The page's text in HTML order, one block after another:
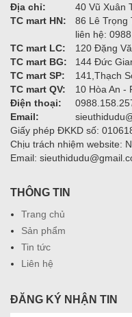
Địa chỉ:
40 Vũ Xuân
TC mart HN:
86 Lê Trọng
liên hệ:
TC mart LC:
120 Đặng
TC mart BG:
144 Đức
TC mart SP:
141,Thạch
TC mart QV:
10 Hòa An -
Điện thoại:
Email:
Giấy phép ĐKKD số:
Chịu trách nhiệm website:
Email:
THÔNG TIN
Trang chủ
Sản phẩm
Tin tức
Liên hệ
ĐĂNG KÝ NHẬN TIN